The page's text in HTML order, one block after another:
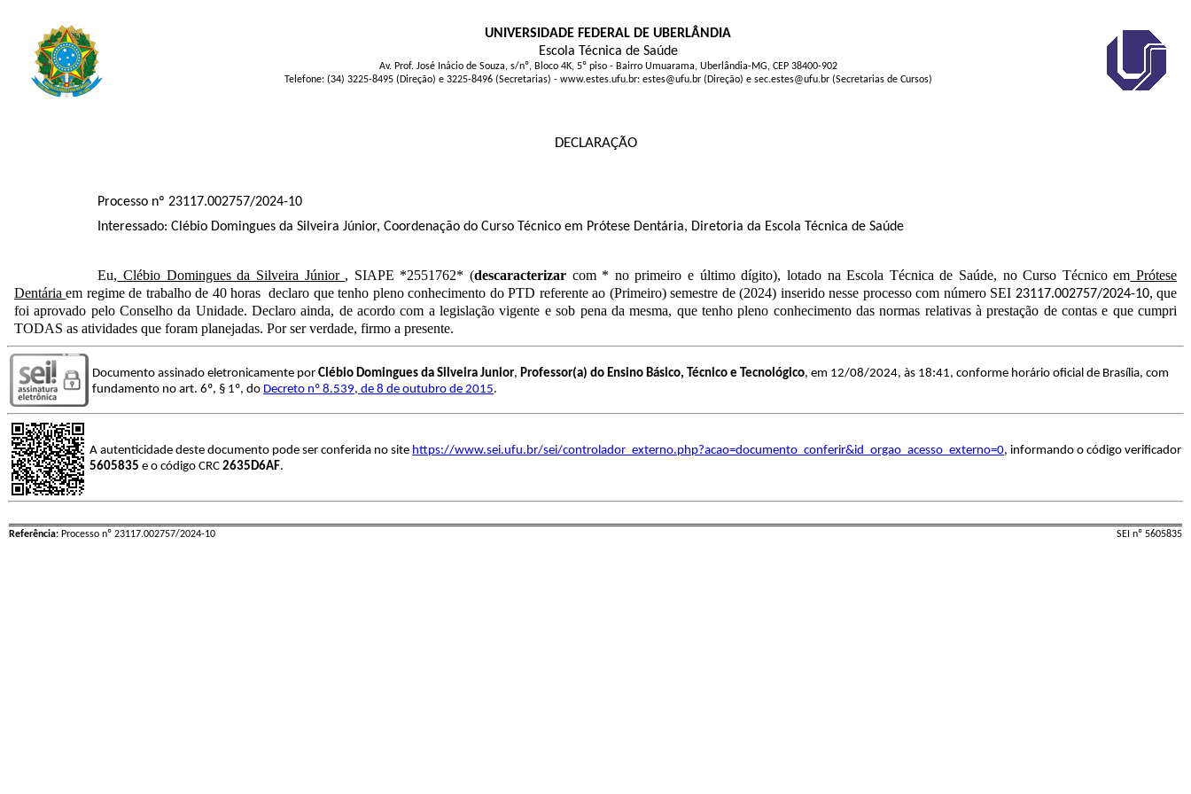
UNIVERSIDADE FEDERAL DE UBERLÂNDIA
Escola Técnica de Saúde
Av. Prof. José Inácio de Souza, s/nº, Bloco 4K, 5º piso - Bairro Umuarama, Uberlândia-MG, CEP 38400-902
Telefone: (34) 3225-8495 (Direção) e 3225-8496 (Secretarias) - www.estes.ufu.br: estes@ufu.br (Direção) e sec.estes@ufu.br (Secretarias de Cursos)
DECLARAÇÃO
Processo nº 23117.002757/2024-10
Interessado: Clébio Domingues da Silveira Júnior, Coordenação do Curso Técnico em Prótese Dentária, Diretoria da Escola Técnica de Saúde
Eu, Clébio Domingues da Silveira Júnior , SIAPE *2551762* (descaracterizar com * no primeiro e último dígito), lotado na Escola Técnica de Saúde, no Curso Técnico em Prótese
Dentáriaem regime de trabalho de 40 horas declaro que tenho pleno conhecimento do PTD referente ao (Primeiro) semestre de (2024) inserido nesse processo com número SEI 23117.002757/2024-10, que
foi aprovado pelo Conselho da Unidade. Declaro ainda, de acordo com a legislação vigente e sob pena da mesma, que tenho pleno conhecimento das normas relativas à prestação de contas e que cumpri
TODAS as atividades que foram planejadas. Por ser verdade, firmo a presente.
Documento assinado eletronicamente por Clébio Domingues da Silveira Junior, Professor(a) do Ensino Básico, Técnico e Tecnológico, em 12/08/2024, às 18:41, conforme horário oficial de Brasília, com
fundamento no art. 6º, § 1º, do Decreto nº 8.539, de 8 de outubro de 2015.
A autenticidade deste documento pode ser conferida no site https://www.sei.ufu.br/sei/controlador_externo.php?acao=documento_conferir&id_orgao_acesso_externo=0, informando o código verificador
5605835 e o código CRC 2635D6AF.
Referência: Processo nº 23117.002757/2024-10 SEI nº 5605835